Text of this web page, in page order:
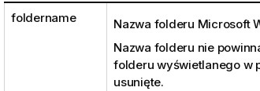
foldername Nazwa folderu Microsoft
Nazwa folderu nie
folderu wyświetlanego w
usunięte.